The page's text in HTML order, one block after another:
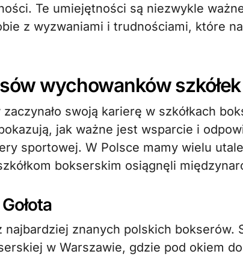
Te umiejętności są niezwykle
z wyzwaniami i trudnościami, które
wychowanków
swoją karierę w szkółkach
jak ważne jest wsparcie i
sportowej. W Polsce mamy wielu
bokserskim osiągnęli
najbardziej znanych polskich bokserów.
w Warszawie, gdzie pod okiem